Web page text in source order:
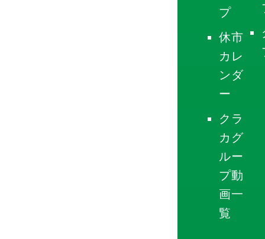
プ
休市
カレ
ンダ
ー
クラ
カグ
ルー
プ動
画一
覧